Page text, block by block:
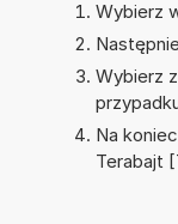
Wybierz
Wybierz
Na
Terabajt